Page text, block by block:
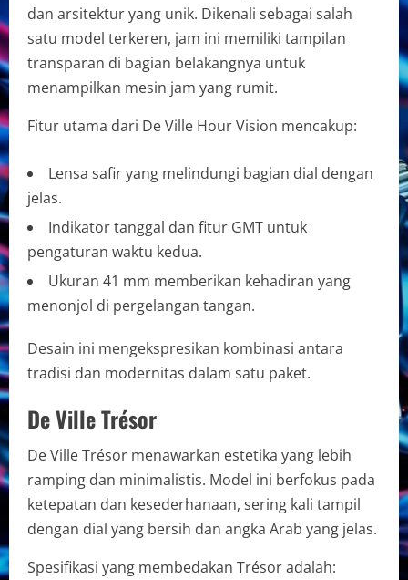
dan arsitektur yang unik. Dikenali sebagai salah
satu model terkeren, jam ini memiliki tampilan
transparan di bagian belakangnya untuk
menampilkan mesin jam yang rumit.
Fitur utama dari De Ville Hour Vision mencakup:
Lensa safir yang melindungi bagian dial dengan
jelas.
Indikator tanggal dan fitur GMT untuk
pengaturan waktu kedua.
Ukuran 41 mm memberikan kehadiran yang
menonjol di pergelangan tangan.
Desain ini mengekspresikan kombinasi antara
tradisi dan modernitas dalam satu paket.
De Ville Trésor
De Ville Trésor menawarkan estetika yang lebih
ramping dan minimalistis. Model ini berfokus pada
ketepatan dan kesederhanaan, sering kali tampil
dengan dial yang bersih dan angka Arab yang jelas.
Spesifikasi yang membedakan Trésor adalah: